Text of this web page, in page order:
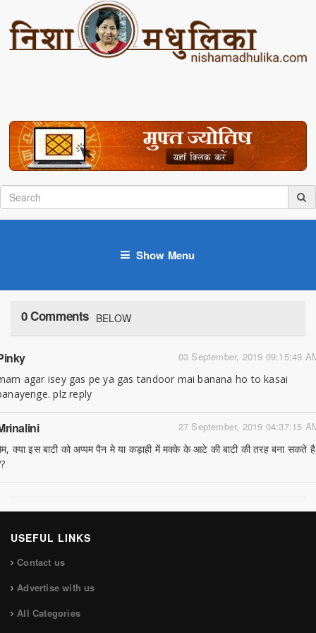
Show Menu
0 Comments BELOW
03 September, 2019 09:15:49
agar isey gas pe ya gas tandoor mai banana ho to kasai
plz reply
27 September, 2019 04:37:15
क्या इस बाटी को अप्पम पैन मे या कड़ाही में मक्के के आटे की बाटी की तरह बना सकते है
USEFUL LINKS
Contact us
Advertise with us
All Categories